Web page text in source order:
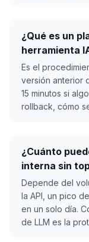
¿Qué es un
herramienta
Es el
versión anterior
15 minutos si
rollback, cómo
¿Cuánto
interna sin
Depende del
la API, un pico
en un solo día.
de LLM es la